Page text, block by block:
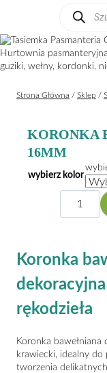
produktów
Strona Główna / Sklep /
KORONKA
16MM
wybierz kolor
Koronka
Koronka
rękodzieła
Koronka bawełniana
krawiecki, idealny do
tworzenia